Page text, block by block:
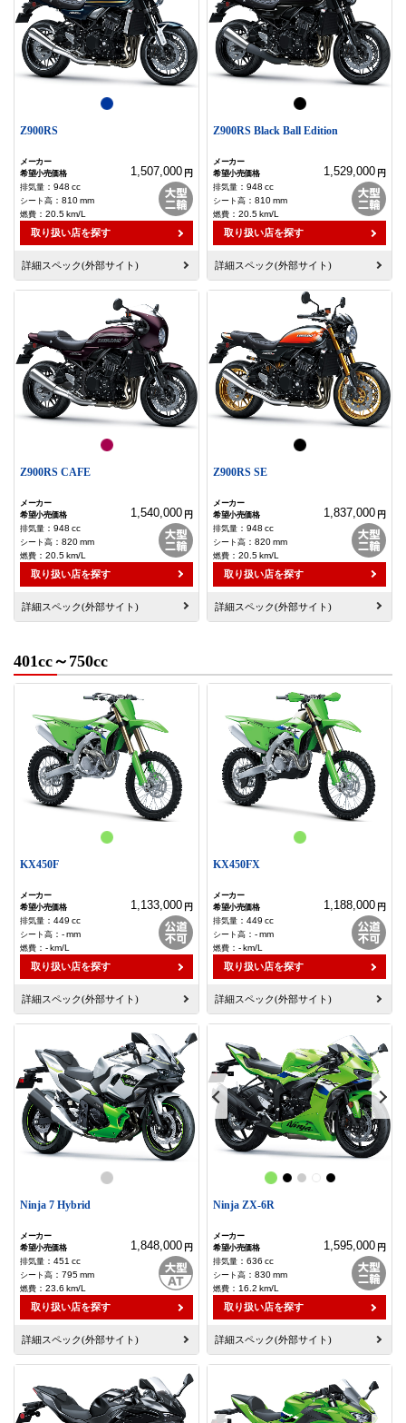
Z900RS
1,507,000 円
： 948 cc
： 810mm
： 20.5km/L
取り扱い店を探す
詳細スペック(外部サイト)
Z900RS Black Ball Edition
1,529,000 円
： 948 cc
： 810mm
： 20.5km/L
取り扱い店を探す
詳細スペック(外部サイト)
Z900RS CAFE
1,540,000 円
： 948 cc
： 820mm
： 20.5km/L
取り扱い店を探す
詳細スペック(外部サイト)
Z900RS SE
1,837,000 円
： 948 cc
： 820mm
： 20.5km/L
取り扱い店を探す
詳細スペック(外部サイト)
401cc～750cc
KX450F
1,133,000 円
： 449 cc
： -mm
： -km/L
取り扱い店を探す
詳細スペック(外部サイト)
KX450FX
1,188,000 円
： 449 cc
： -mm
： -km/L
取り扱い店を探す
詳細スペック(外部サイト)
Ninja 7 Hybrid
1,848,000 円
： 451 cc
： 795mm
： 23.6 km/L
取り扱い店を探す
詳細スペック(外部サイト)
Ninja ZX-6R
1,595,000 円
： 636 cc
： 830mm
： 16.2 km/L
取り扱い店を探す
詳細スペック(外部サイト)